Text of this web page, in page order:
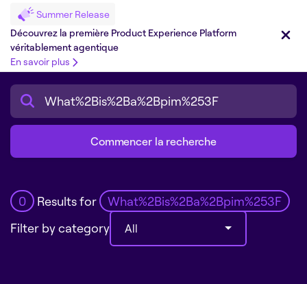
Summer Release
Découvrez la première Product Experience Platform
véritablement agentique
En savoir plus
Search
0 Results for
What%2Bis%2Ba%2Bpim%253F
Filter by category
All